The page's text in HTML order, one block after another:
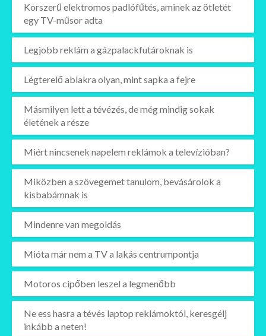
Korszerű elektromos padlófűtés, aminek az ötletét
egy TV-műsor adta
Legjobb reklám a gázpalackfutároknak is
Légterelő ablakra olyan, mint sapka a fejre
Másmilyen lett a tévézés, de még mindig sokak
életének a része
Miért nincsenek napelem reklámok a televízióban?
Miközben a szövegemet tanulom, bevásárolok a
kisbabámnak is
Mindenre van megoldás
Mióta már nem a TV a lakás centrumpontja
Motoros cipőben leszel a legmenőbb
Ne ess hasra a tévés laptop reklámoktól, keresgélj
inkább a neten!